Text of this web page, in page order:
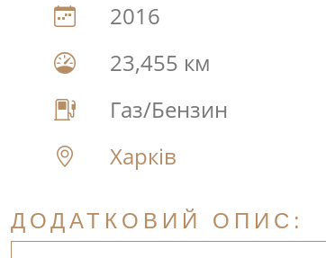
2016
23,455 км
Газ/Бензин
Харків
ДОДАТКОВИЙ ОПИС: